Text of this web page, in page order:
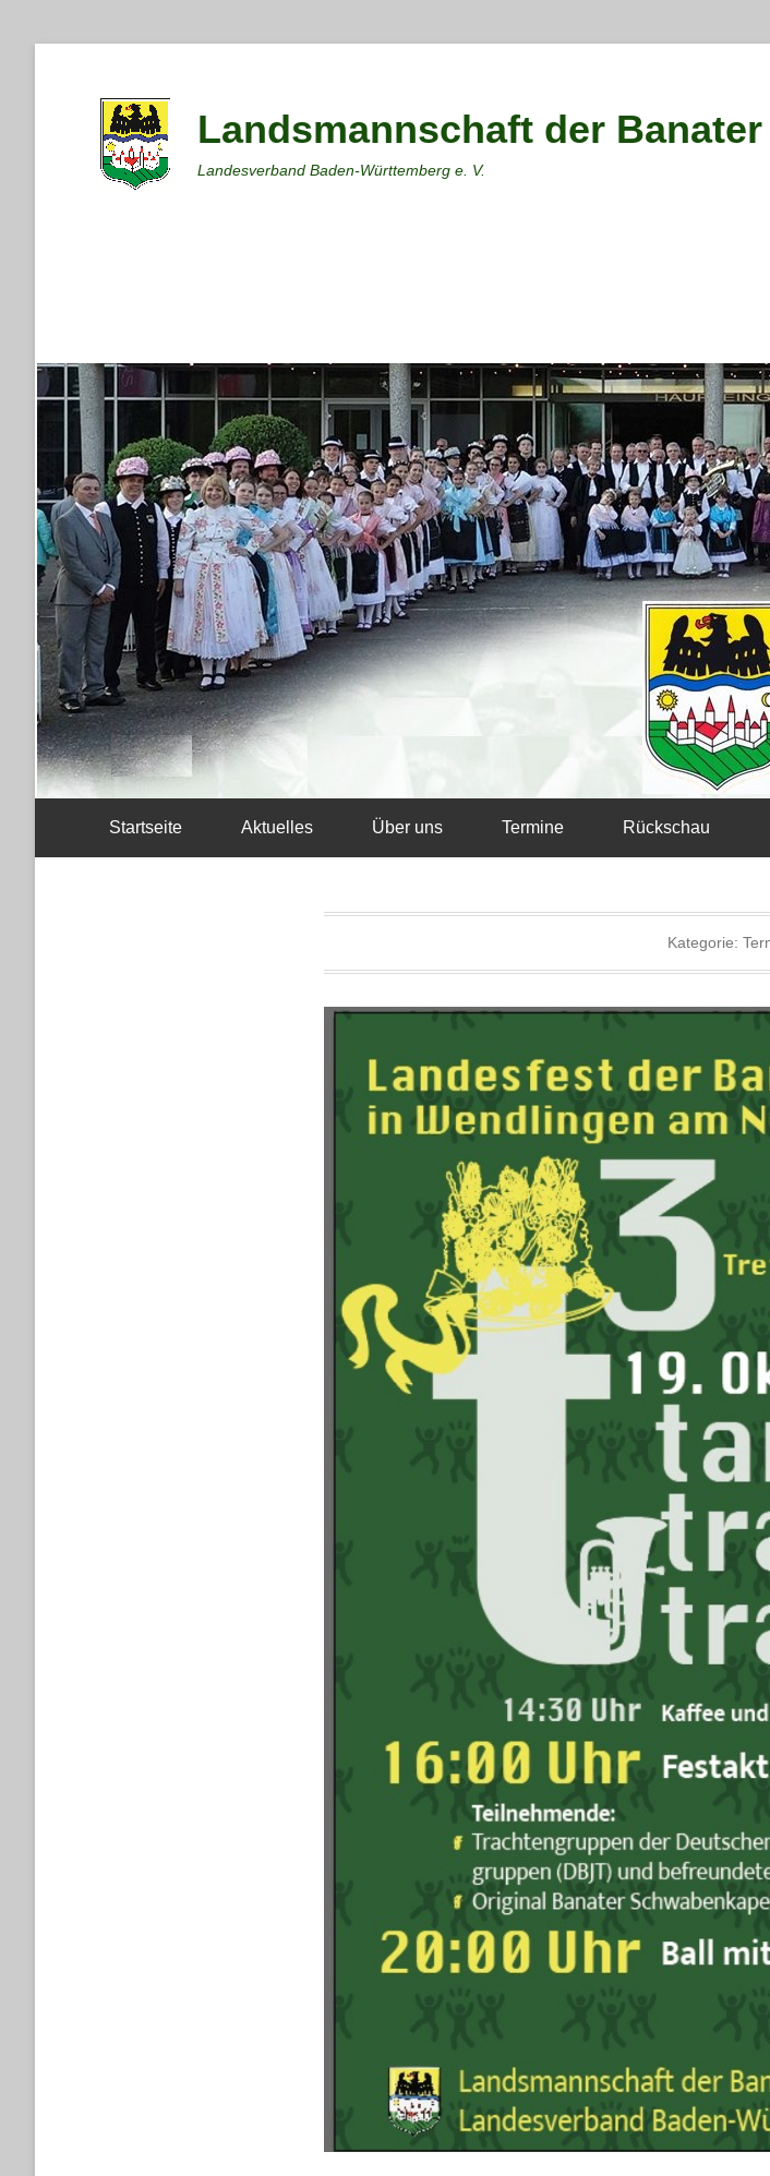
Landsmannschaft der
Landesverband Baden-Württemberg e. V.
Startseite Aktuelles Über uns Termine Rückschau
Kategorie: